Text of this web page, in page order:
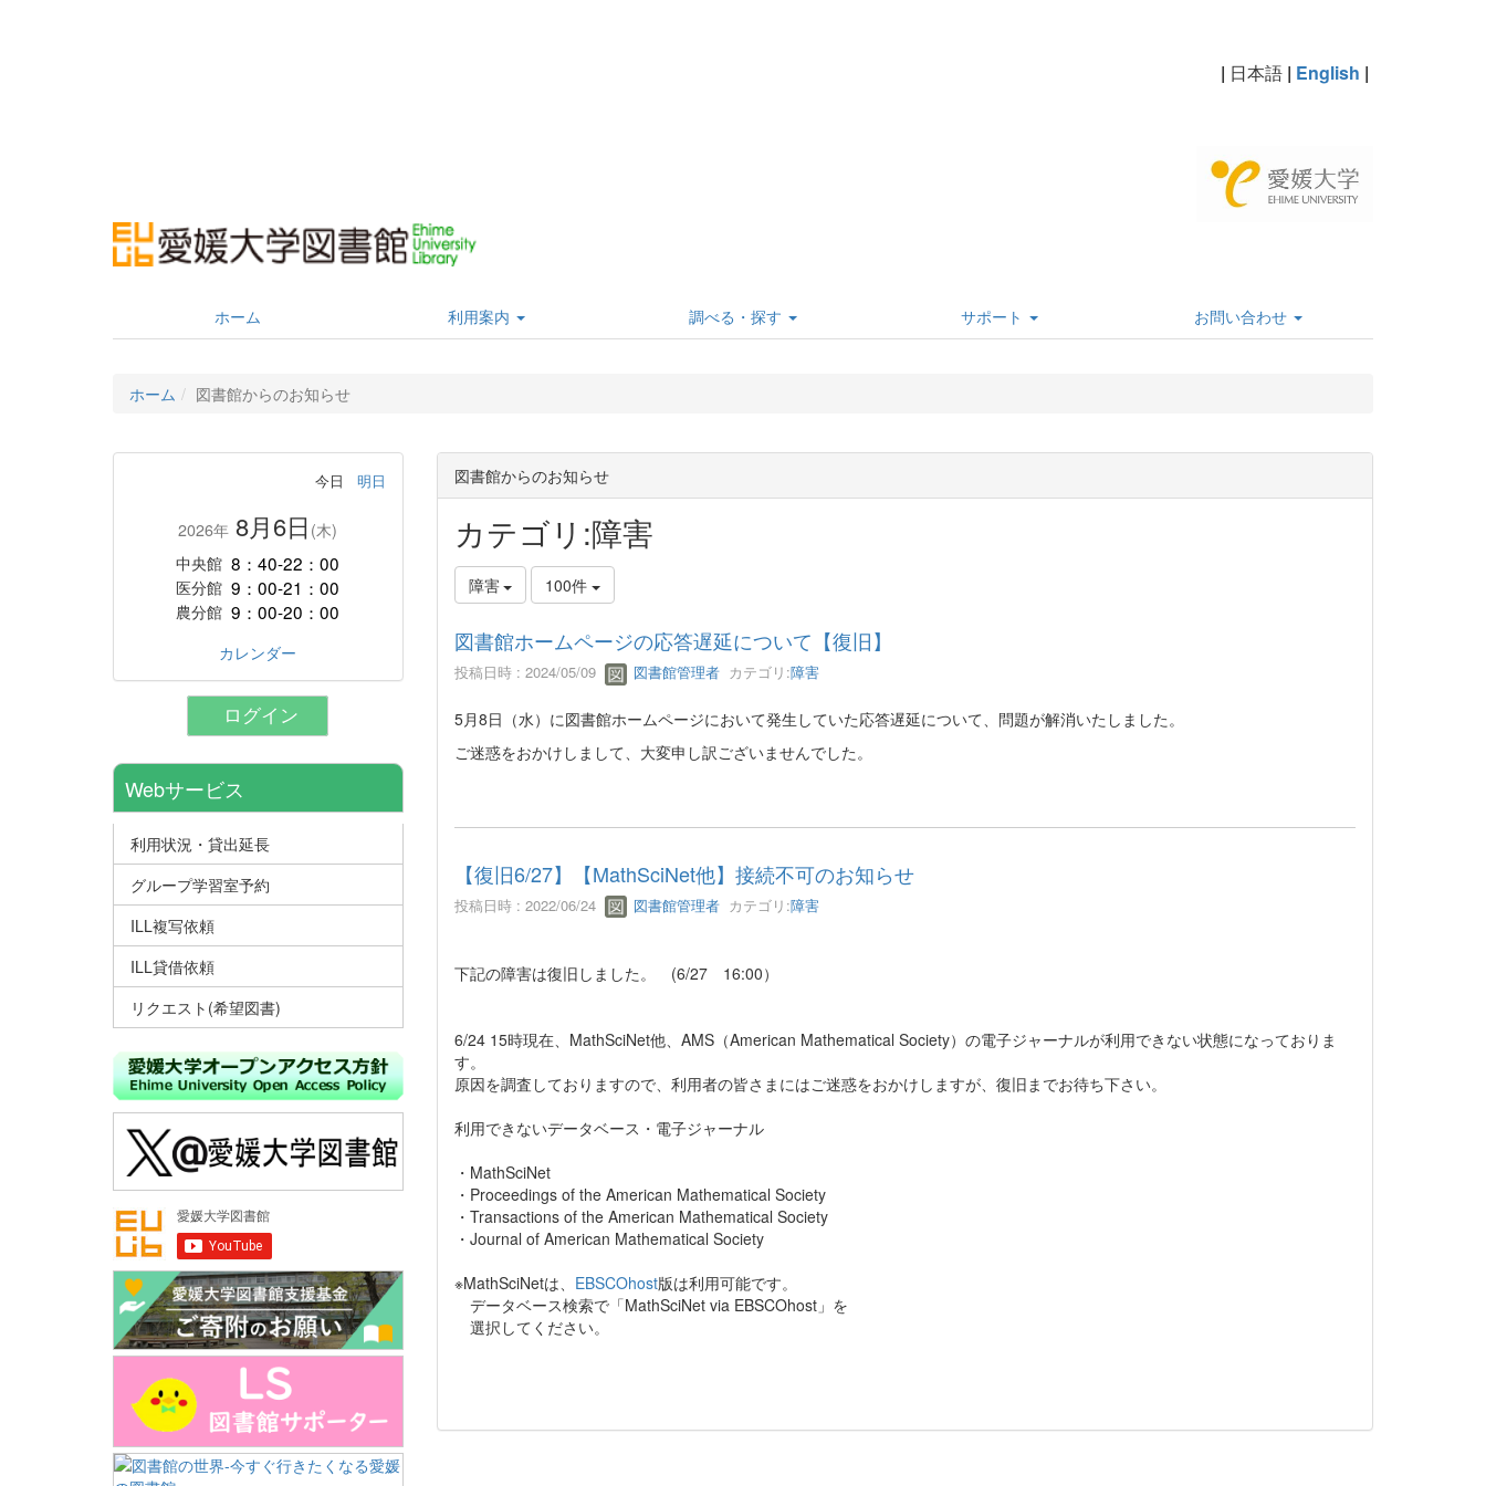
| 日本語 | English |
ホーム 利用案内 調べる・探す サポート お問い合わせ
ホーム 図書館からのお知らせ
図書館からのお知らせ
カテゴリ:障害
障害 100件
図書館ホームページの応答遅延について【復旧】
投稿日時 : 2024/05/09 図書館管理者カテゴリ:障害
5月8日（水）に図書館ホームページにおいて発生していた応答遅延について、問題が解消いたしました。
ご迷惑をおかけしまして、大変申し訳ございませんでした。
【復旧6/27】【MathSciNet他】接続不可のお知らせ
投稿日時 : 2022/06/24 図書館管理者カテゴリ:障害
下記の障害は復旧しました。 (6/27 16:00）
6/24 15時現在、MathSciNet他、AMS（American Mathematical Society）の電子ジャーナルが利用できない状態になっておりま
す。
原因を調査しておりますので、利用者の皆さまにはご迷惑をおかけしますが、復旧までお待ち下さい。
利用できないデータベース・電子ジャーナル
・MathSciNet
・Proceedings of the American Mathematical Society
・Transactions of the American Mathematical Society
・Journal of American Mathematical Society
※MathSciNetは、 EBSCOhost版は利用可能です。
データベース検索で「MathSciNet via EBSCOhost」を
選択してください。
今日 明日
2026年 8月6日 (木)
中央館 8：40-22：00
医分館 9：00-21：00
農分館 9：00-20：00
カレンダー
ログイン
Webサービス
利用状況・貸出延長
グループ学習室予約
ILL複写依頼
ILL貸借依頼
リクエスト(希望図書)